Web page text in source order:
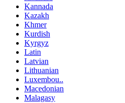
Kannada
Kazakh
Khmer
Kurdish
Kyrgyz
Latin
Latvian
Lithuanian
Luxembou..
Macedonian
Malagasy